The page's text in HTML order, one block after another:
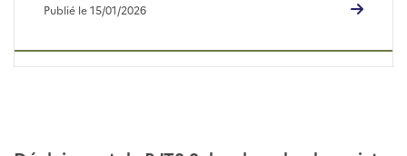
Publié le 15/01/2026